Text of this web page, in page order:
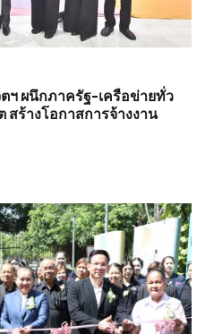
ฯ ผนึกภาครัฐ-เครือข่ายทั่ว
สร้างโอกาสการจ้างงาน